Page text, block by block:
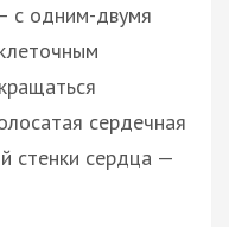
с одним-двумя
сердечная
стенки сердца —